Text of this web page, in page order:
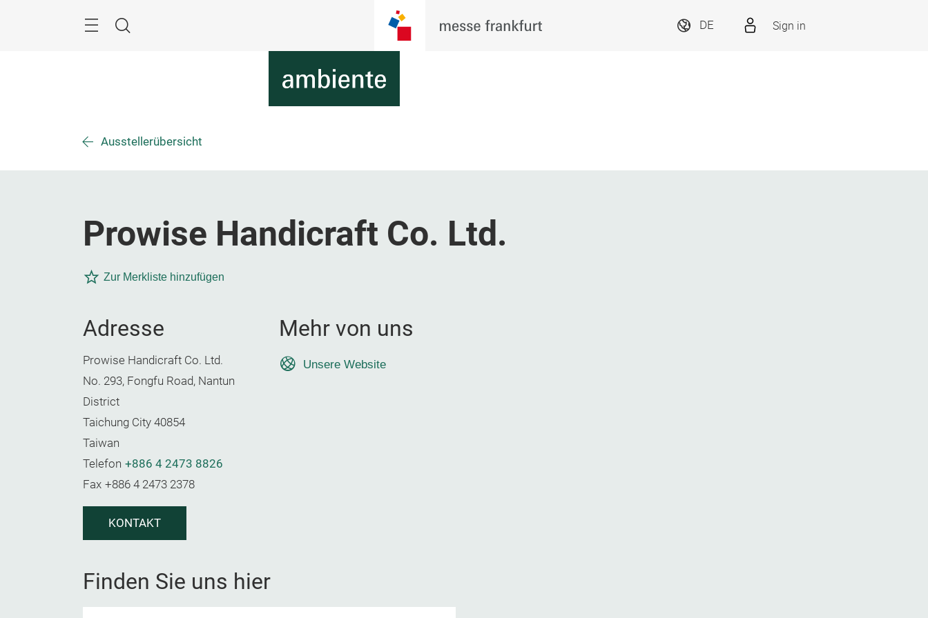
Suche
DE Sign in
Ausstellerübersicht
Prowise Handicraft Co. Ltd.
Zur Merkliste hinzufügen
Adresse
Prowise Handicraft Co. Ltd.
No. 293, Fongfu Road, Nantun
District
Taichung City 40854
Taiwan
Telefon +886 4 2473 8826
Fax +886 4 2473 2378
KONTAKT
Mehr von uns
Unsere Website
Finden Sie uns hier